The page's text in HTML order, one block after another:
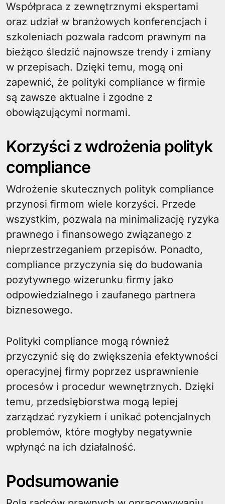
Współpraca z zewnętrznymi ekspertami
oraz udział w branżowych konferencjach i
szkoleniach pozwala radcom prawnym na
bieżąco śledzić najnowsze trendy i zmiany
w przepisach. Dzięki temu, mogą oni
zapewnić, że polityki compliance w firmie
są zawsze aktualne i zgodne z
obowiązującymi normami.
Korzyści z wdrożenia polityk
compliance
Wdrożenie skutecznych polityk compliance
przynosi firmom wiele korzyści. Przede
wszystkim, pozwala na minimalizację ryzyka
prawnego i finansowego związanego z
nieprzestrzeganiem przepisów. Ponadto,
compliance przyczynia się do budowania
pozytywnego wizerunku firmy jako
odpowiedzialnego i zaufanego partnera
biznesowego.
Polityki compliance mogą również
przyczynić się do zwiększenia efektywności
operacyjnej firmy poprzez usprawnienie
procesów i procedur wewnętrznych. Dzięki
temu, przedsiębiorstwa mogą lepiej
zarządzać ryzykiem i unikać potencjalnych
problemów, które mogłyby negatywnie
wpłynąć na ich działalność.
Podsumowanie